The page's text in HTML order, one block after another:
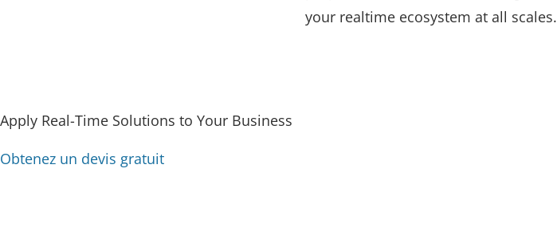
your realtime ecosystem at all scales.
Apply Real-Time Solutions to Your Business
Obtenez un devis gratuit